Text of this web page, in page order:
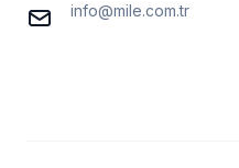
info@mile.com.tr